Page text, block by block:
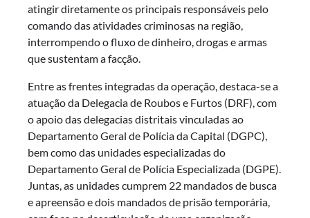
atingir diretamente os principais responsáveis pelo
comando das atividades criminosas na região,
interrompendo o fluxo de dinheiro, drogas e armas
que sustentam a facção.
Entre as frentes integradas da operação, destaca-se a
atuação da Delegacia de Roubos e Furtos (DRF), com
o apoio das delegacias distritais vinculadas ao
Departamento Geral de Polícia da Capital (DGPC),
bem como das unidades especializadas do
Departamento Geral de Polícia Especializada (DGPE).
Juntas, as unidades cumprem 22 mandados de busca
e apreensão e dois mandados de prisão temporária,